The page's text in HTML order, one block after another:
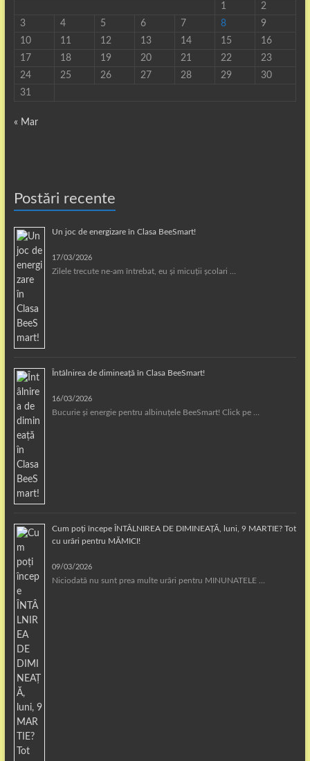
1
2
3
4 5 6 7 8
9
10
11 12 13 14 15
16
17
18 19 20 21 22
23
24
25 26 27 28 29
30
31
« Mar
Postări recente
Un joc de energizare în Clasa BeeSmart!
17/03/2026
Zilele trecute ne-am întrebat, eu și micuții școlari …
Întâlnirea de dimineață în Clasa BeeSmart!
16/03/2026
Bucurie și energie pentru albinuțele BeeSmart! Click pe …
Cum poți începe ÎNTÂLNIREA DE DIMINEAȚĂ, luni, 9 MARTIE? Tot
cu urări pentru MĂMICI!
09/03/2026
Niciodată nu sunt prea multe urări pentru MINUNATELE …